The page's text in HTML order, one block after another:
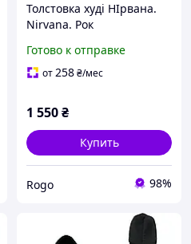
Толстовка худі НІрвана.
Nirvana. Рок
Готово к отправке
от258₴/мес
1 550₴
Купить
Rogo 98%